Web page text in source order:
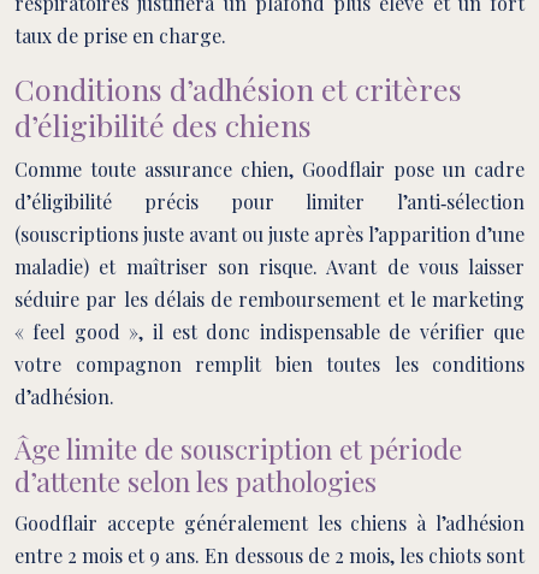
taux de prise en charge.
Conditions d’adhésion et critères
d’éligibilité des chiens
Comme toute assurance chien, Goodflair pose un cadre
d’éligibilité précis pour limiter l’anti‑sélection
(souscriptions juste avant ou juste après l’apparition d’une
maladie) et maîtriser son risque. Avant de vous laisser
séduire par les délais de remboursement et le marketing
« feel good », il est donc indispensable de vérifier que
votre compagnon remplit bien toutes les conditions
d’adhésion.
Âge limite de souscription et période
d’attente selon les pathologies
Goodflair accepte généralement les chiens à l’adhésion
entre 2 mois et 9 ans. En dessous de 2 mois, les chiots sont